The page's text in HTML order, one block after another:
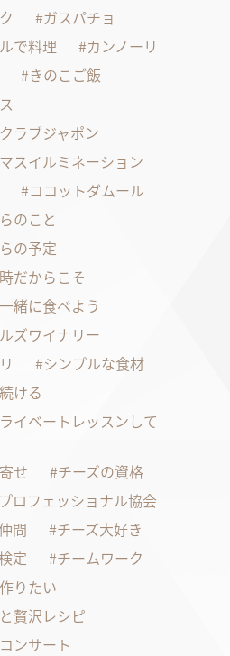
ガスパチョ
で料理
カンノーリ
きのこご飯
ラブジャポン
スイルミネーション
ココットダムール
のこと
の予定
だからこそ
緒に食べよう
ズワイナリー
シンプルな食材
ける
イベートレッスンして
せ
チーズの資格
ロフェッショナル協会
間
チーズ大好き
定
チームワーク
りたい
贅沢レシピ
ンサート